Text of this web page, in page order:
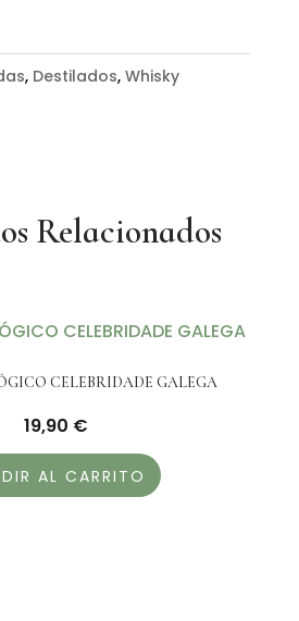
, Destilados, Whisky
Relacionados
CELEBRIDADE GALEGA
19,90 €
AL CARRITO